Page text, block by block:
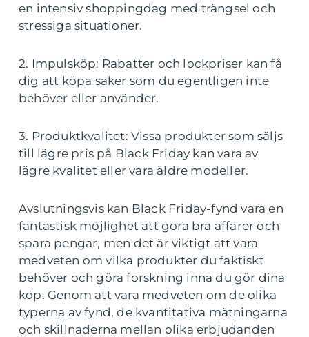
en intensiv shoppingdag med trängsel och
stressiga situationer.
2. Impulsköp: Rabatter och lockpriser kan få
dig att köpa saker som du egentligen inte
behöver eller använder.
3. Produktkvalitet: Vissa produkter som säljs
till lägre pris på Black Friday kan vara av
lägre kvalitet eller vara äldre modeller.
Avslutningsvis kan Black Friday-fynd vara en
fantastisk möjlighet att göra bra affärer och
spara pengar, men det är viktigt att vara
medveten om vilka produkter du faktiskt
behöver och göra forskning inna du gör dina
köp. Genom att vara medveten om de olika
typerna av fynd, de kvantitativa mätningarna
och skillnaderna mellan olika erbjudanden